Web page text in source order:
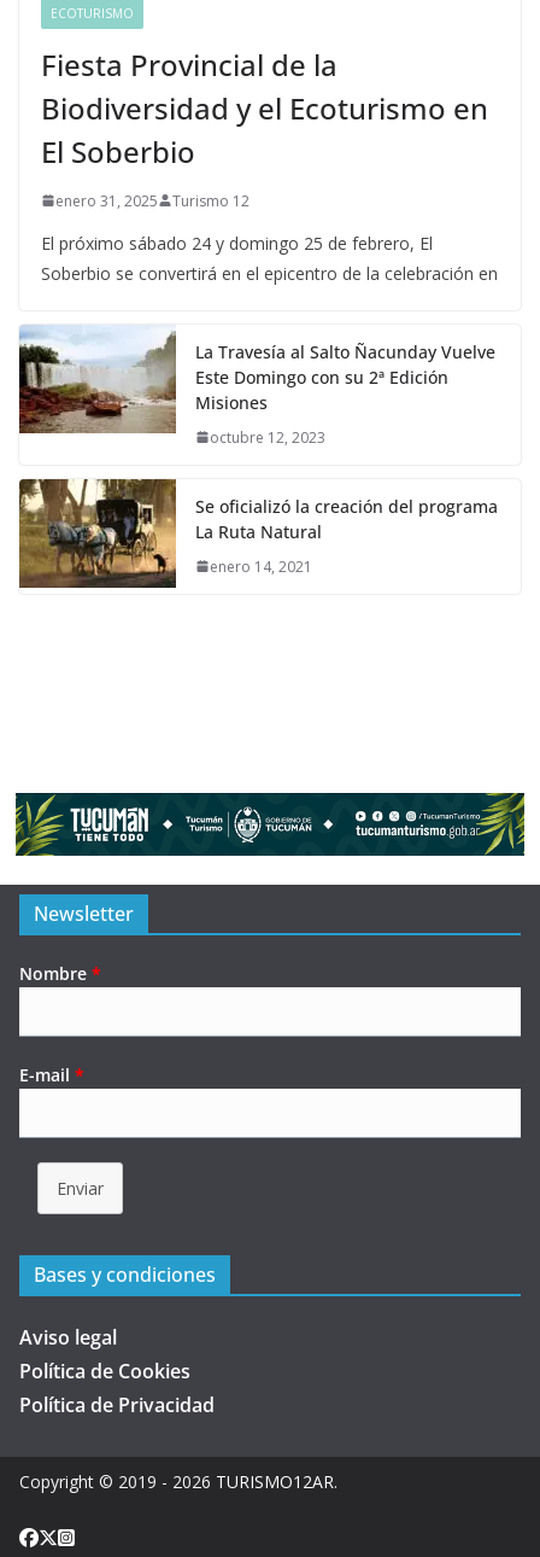
ECOTURISMO
Fiesta Provincial de la
Biodiversidad y el Ecoturismo en
El Soberbio
enero 31, 2025 Turismo 12
El próximo sábado 24 y domingo 25 de febrero, El
Soberbio se convertirá en el epicentro de la celebración en
La Travesía al Salto Ñacunday Vuelve
Este Domingo con su 2ª Edición
Misiones
octubre 12, 2023
Se oficializó la creación del programa
La Ruta Natural
enero 14, 2021
Newsletter
Nombre *
E-mail *
Enviar
Bases y condiciones
Aviso legal
Política de Cookies
Política de Privacidad
Copyright © 2019 - 2026 TURISMO12AR.